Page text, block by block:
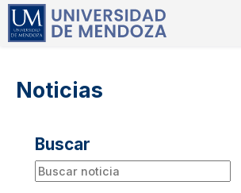
Noticias
Buscar